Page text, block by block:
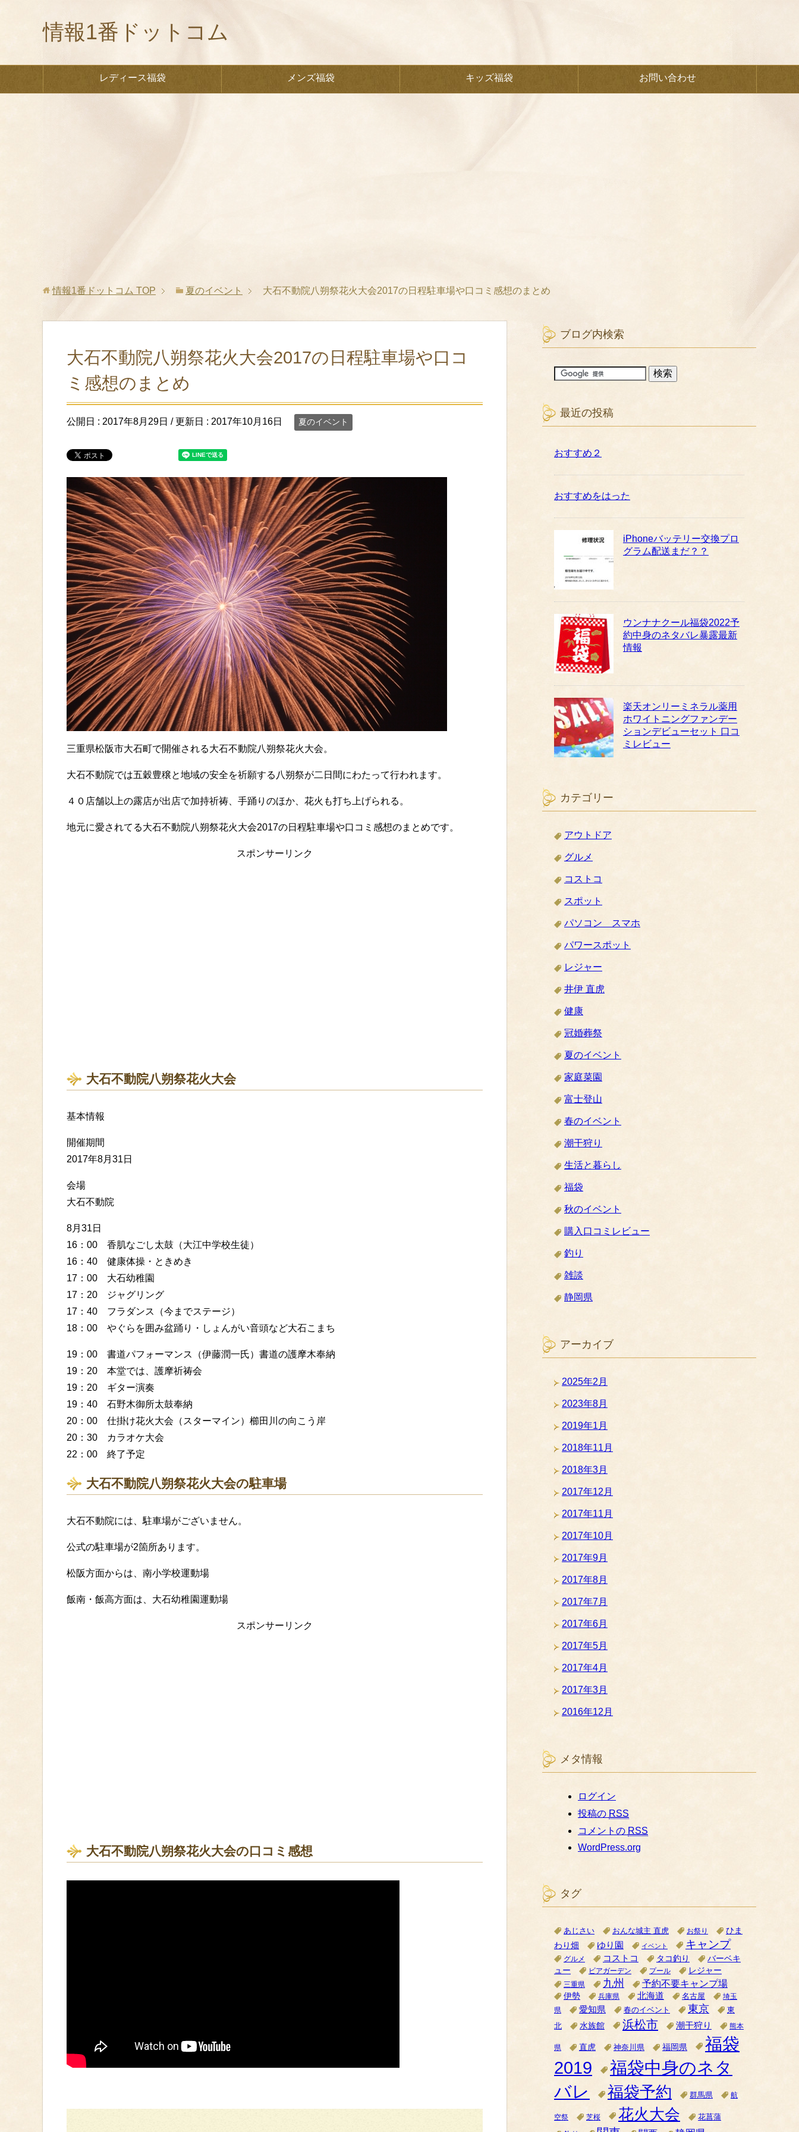
情報1番ドットコム
レディース福袋 メンズ福袋 キッズ福袋 お問い合わせ
情報1番ドットコム TOP 夏のイベント 大石不動院八朔祭花火大会2017の日程駐車場や口コミ感想のまとめ
大石不動院八朔祭花火大会2017の日程駐車場や口コ
ミ感想のまとめ
公開日 : 2017年8月29日 / 更新日 : 2017年10月16日 夏のイベント
三重県松阪市大石町で開催される大石不動院八朔祭花火大会。
大石不動院では五穀豊穣と地域の安全を祈願する八朔祭が二日間にわたって行われます。
４０店舗以上の露店が出店で加持祈祷、手踊りのほか、花火も打ち上げられる。
地元に愛されてる大石不動院八朔祭花火大会2017の日程駐車場や口コミ感想のまとめです。
スポンサーリンク
大石不動院八朔祭花火大会
基本情報
開催期間
2017年8月31日
会場
大石不動院
8月31日
16：00 香肌なごし太鼓（大江中学校生徒）
16：40 健康体操・ときめき
17：00 大石幼稚園
17：20 ジャグリング
17：40 フラダンス（今までステージ）
18：00 やぐらを囲み盆踊り・しょんがい音頭など大石こまち
19：00 書道パフォーマンス（伊藤潤一氏）書道の護摩木奉納
19：20 本堂では、護摩祈祷会
19：20 ギター演奏
19：40 石野木御所太鼓奉納
20：00 仕掛け花火大会（スターマイン）櫛田川の向こう岸
20：30 カラオケ大会
22：00 終了予定
大石不動院八朔祭花火大会の駐車場
大石不動院には、駐車場がございません。
公式の駐車場が2箇所あります。
松阪方面からは、南小学校運動場
飯南・飯高方面は、大石幼稚園運動場
スポンサーリンク
大石不動院八朔祭花火大会の口コミ感想
ブログ内検索
最近の投稿
おすすめ２
おすすめをはった
iPhoneバッテリー交換プロ
グラム配送まだ？？
ウンナナクール福袋2022予
約中身のネタバレ暴露最新
情報
楽天オンリーミネラル薬用
ホワイトニングファンデー
ションデビューセット 口コ
ミレビュー
カテゴリー
アウトドア
グルメ
コストコ
スポット
パソコン スマホ
パワースポット
レジャー
井伊 直虎
健康
冠婚葬祭
夏のイベント
家庭菜園
富士登山
春のイベント
潮干狩り
生活と暮らし
福袋
秋のイベント
購入口コミレビュー
釣り
雑談
静岡県
アーカイブ
2025年2月
2023年8月
2019年1月
2018年11月
2018年3月
2017年12月
2017年11月
2017年10月
2017年9月
2017年8月
2017年7月
2017年6月
2017年5月
2017年4月
2017年3月
2016年12月
メタ情報
ログイン
投稿の RSS
コメントの RSS
WordPress.org
タグ
あじさい おんな城主 直虎 お祭り
ひま
わり畑
ゆり園 イベント キャンプ
グルメ コストコ タコ釣り
バーベキ
ュー
ビアガーデン プール レジャー
三重県 九州 予約不要キャンプ場
伊勢 兵庫県 北海道 名古屋
埼玉
県
愛知県 春のイベント 東京
東
北
水族館 浜松市 潮干狩り 熊本
県 直虎 神奈川県 福岡県
福袋
2019
福袋中身のネタ
バレ
福袋予約 群馬県 航
空祭 芝桜 花火大会 花菖蒲